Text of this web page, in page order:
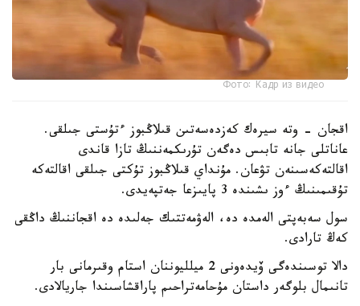
Фото: Кадр из видео
اقجان - وتە سيرەك كەزدەسەتىن قىلاڭبوز ءتۇستى جىلقى.
عاناتلى جانە تابىس دەگەن تۇرىكمەننىڭ تازا قاندى
اقالتەكەسىنەن تۋعان. مۇنداي قىلاڭبوز تۇكتى جىلقى اقالتەكە
تۇقىمىنىڭ ءوز ىشىندە 3 پايىزعا جەتپەيدى.
سول سەبەپتى الەمدە دە، الەۋمەتتىك جەلىدە دە اقجاننىڭ داڭقى
كەڭ تارادى.
دالا توسىندەگى ۆيدەونى 2 ميلليوننان استام وقىرمانى بار
تانىمال بلوگەر داستان مۇحامەتراحىم پاراقشاسىندا جاريالادى.